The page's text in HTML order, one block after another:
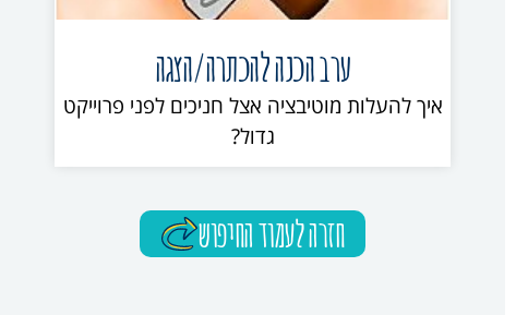
ערב הכנה להכתרה/הצגה
איך להעלות מוטיבציה אצל חניכים לפני פרוייקט
גדול?
חזרה לעמוד החיפוש